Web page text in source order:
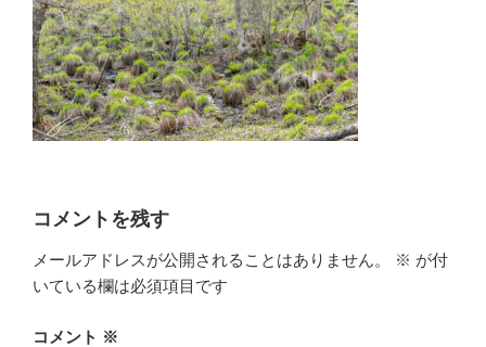
コメントを残す
メールアドレスが公開されることはありません。 ※ が付
いている欄は必須項目です
コメント ※